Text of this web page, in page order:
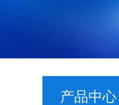
产品中心